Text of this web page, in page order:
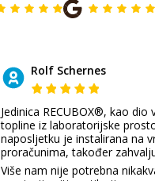
Rolf Schernes
Jedinica RECUBOX®, kao
topline iz laboratorijske
naposljetku je instalirana na
proračunima, također
Više nam nije potrebna